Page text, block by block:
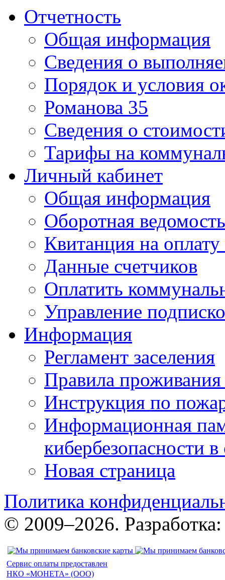
Отчетность
Общая информация
Сведения о
Порядок и условия
Романова 35
Сведения о
Тарифы на
Личный кабинет
Общая информация
Оборотная ведомость
Квитанция на
Данные счетчиков
Оплатить
Управление
Информация
Регламент заселения
Правила
Инструкция по
Информационная
кибербезопасности
Новая страница
Политика
© 2009–2026.
Сервис оплаты предоставлен
НКО «МОНЕТА» (ООО)